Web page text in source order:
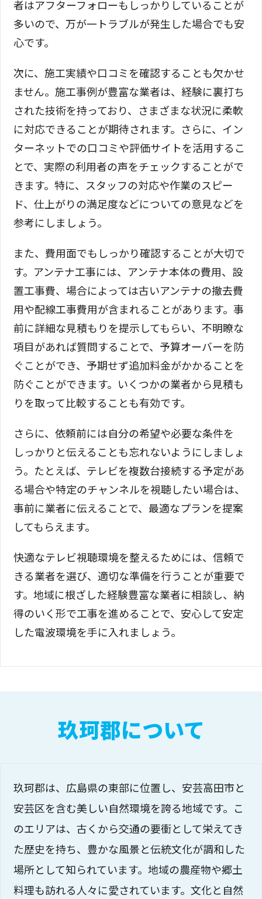
者はアフターフォローもしっかりしていることが
多いので、万が一トラブルが発生した場合でも安
心です。
次に、施工実績や口コミを確認することも欠かせ
ません。施工事例が豊富な業者は、経験に裏打ち
された技術を持っており、さまざまな状況に柔軟
に対応できることが期待されます。さらに、イン
ターネットでの口コミや評価サイトを活用するこ
とで、実際の利用者の声をチェックすることがで
きます。特に、スタッフの対応や作業のスピー
ド、仕上がりの満足度などについての意見などを
参考にしましょう。
また、費用面でもしっかり確認することが大切で
す。アンテナ工事には、アンテナ本体の費用、設
置工事費、場合によっては古いアンテナの撤去費
用や配線工事費用が含まれることがあります。事
前に詳細な見積もりを提示してもらい、不明瞭な
項目があれば質問することで、予算オーバーを防
ぐことができ、予期せず追加料金がかかることを
防ぐことができます。いくつかの業者から見積も
りを取って比較することも有効です。
さらに、依頼前には自分の希望や必要な条件を
しっかりと伝えることも忘れないようにしましょ
う。たとえば、テレビを複数台接続する予定があ
る場合や特定のチャンネルを視聴したい場合は、
事前に業者に伝えることで、最適なプランを提案
してもらえます。
快適なテレビ視聴環境を整えるためには、信頼で
きる業者を選び、適切な準備を行うことが重要で
す。地域に根ざした経験豊富な業者に相談し、納
得のいく形で工事を進めることで、安心して安定
した電波環境を手に入れましょう。
玖珂郡について
玖珂郡は、広島県の東部に位置し、安芸高田市と
安芸区を含む美しい自然環境を誇る地域です。こ
のエリアは、古くから交通の要衝として栄えてき
た歴史を持ち、豊かな風景と伝統文化が調和した
場所として知られています。地域の農産物や郷土
料理も訪れる人々に愛されています。文化と自然